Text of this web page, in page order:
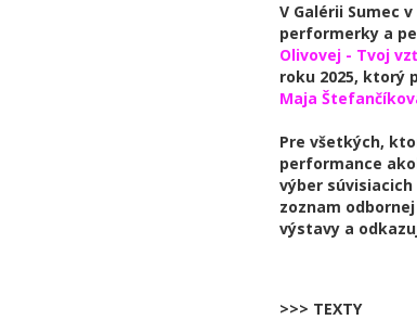
​V Galérii Sumec
performerky a
Olivovej - Tvoj
roku 2025, ktorý
Maja
Pre všetkých,
performance
výber
zoznam
výstavy a
>>> TEXTY